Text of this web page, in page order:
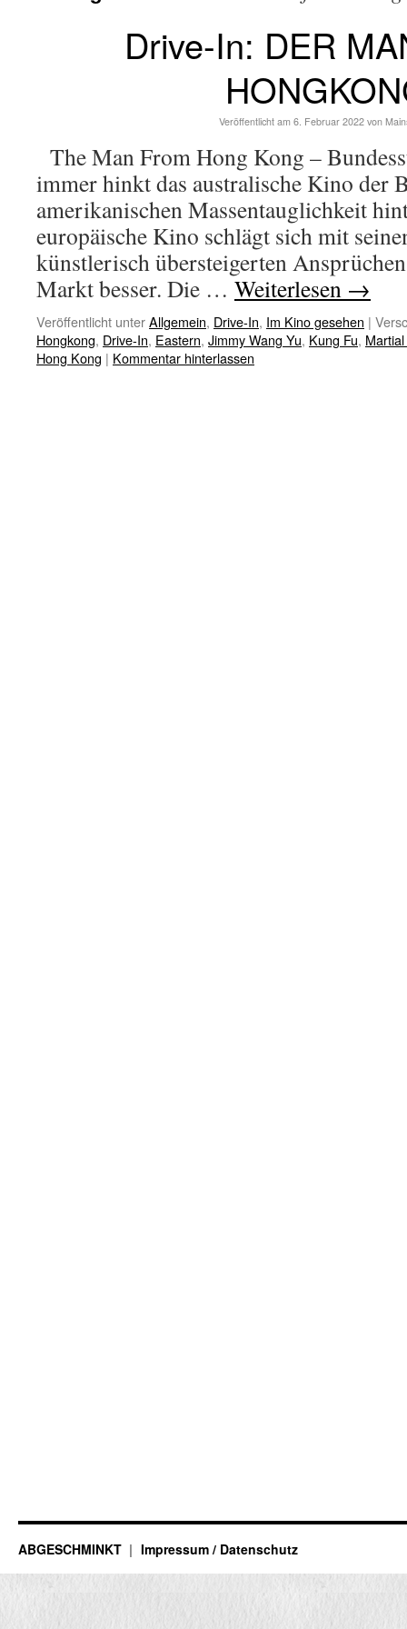
Drive-In: DER
Veröffentlicht am 6. Februar 2022 von
The Man From Hong Kong –
immer hinkt das australische Kino der
amerikanischen Massentauglichkeit
europäische Kino schlägt sich mit
künstlerisch übersteigerten
Markt besser. Die … Weiterlesen →
Veröffentlicht unterAllgemein, Drive-In, Im Kino gesehen |
Hongkong, Drive-In, Eastern, Jimmy Wang Yu, Kung Fu,
Hong Kong | Kommentar hinterlassen
ABGESCHMINKT Impressum / Datenschutz